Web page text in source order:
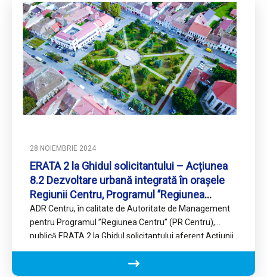
28 NOIEMBRIE 2024
ERATA 2 la Ghidul solicitantului – Acțiunea
8.2 Dezvoltare urbană integrată în orașele
Regiunii Centru, Programul ’’Regiunea
Centru’’
ADR Centru, în calitate de Autoritate de Management
pentru Programul ’’Regiunea Centru’’ (PR Centru),
publică ERATA 2 la Ghidul solicitantului aferent Acțiunii
8.2 Dezvoltare urbană…